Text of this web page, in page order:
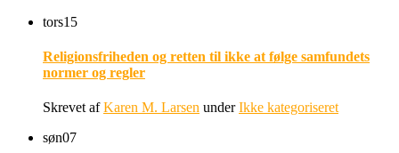
tors15
Religionsfriheden og retten til ikke at følge samfundets
normer og regler
Skrevet afKaren M. Larsen underIkke kategoriseret
søn07